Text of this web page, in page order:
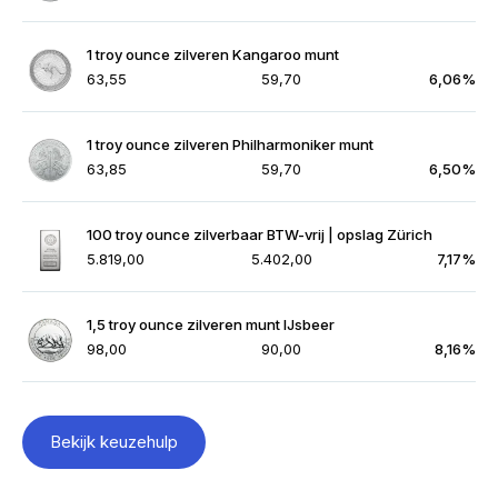
1 troy ounce zilveren Kangaroo munt
63,55
59,70 6,06%
1 troy ounce zilveren Philharmoniker munt
63,85
59,70 6,50%
100 troy ounce zilverbaar BTW-vrij | opslag Zürich
5.819,00
5.402,00 7,17%
1,5 troy ounce zilveren munt IJsbeer
98,00
90,00 8,16%
Bekijk keuzehulp